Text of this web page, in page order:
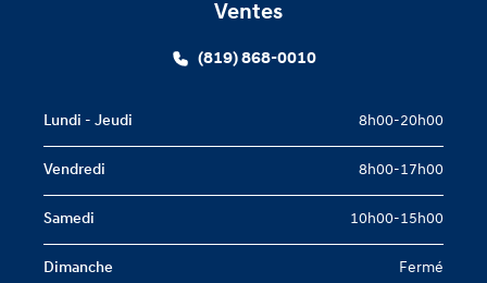
Ventes
(819) 868-0010
Lundi - Jeudi 8h00-20h00
Vendredi 8h00-17h00
Samedi 10h00-15h00
Dimanche Fermé